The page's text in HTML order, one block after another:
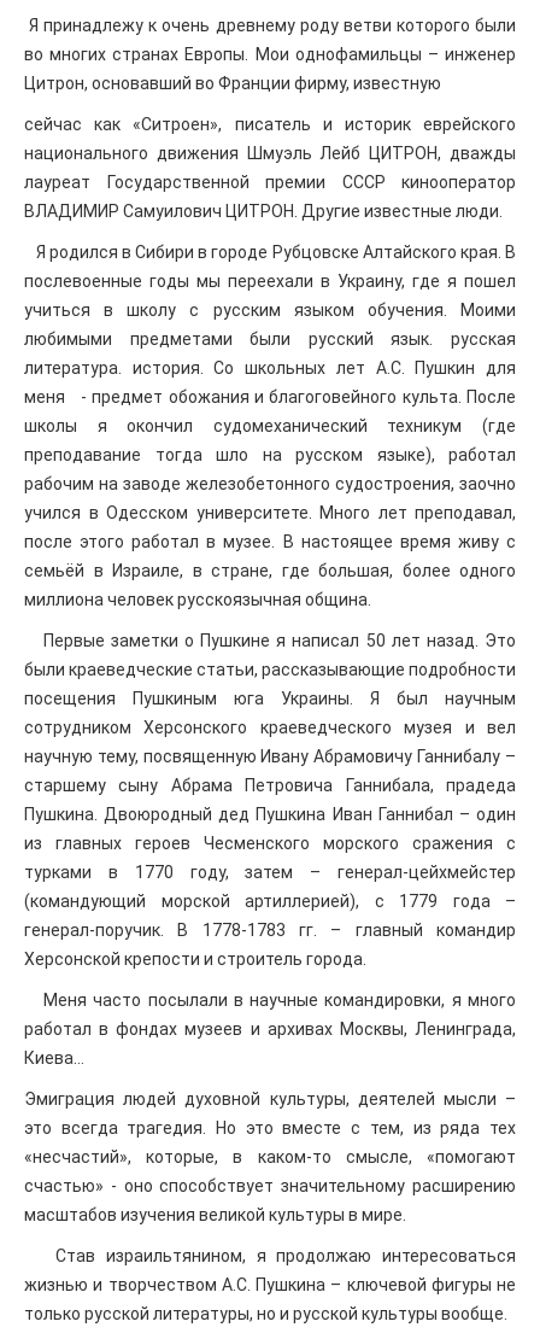
Я принадлежу к очень древнему роду ветви которого были
во многих странах Европы. Мои однофамильцы – инженер
Цитрон, основавший во Франции фирму, известную
сейчас как «Ситроен», писатель и историк еврейского
национального движения Шмуэль Лейб ЦИТРОН, дважды
лауреат Государственной премии СССР кинооператор
ВЛАДИМИР Самуилович ЦИТРОН. Другие известные люди.
Я родился в Сибири в городе Рубцовске Алтайского края. В
послевоенные годы мы переехали в Украину, где я пошел
учиться в школу с русским языком обучения. Моими
любимыми предметами были русский язык. русская
литература. история. Со школьных лет А.С. Пушкин для
меня - предмет обожания и благоговейного культа. После
школы я окончил судомеханический техникум (где
преподавание тогда шло на русском языке), работал
рабочим на заводе железобетонного судостроения, заочно
учился в Одесском университете. Много лет преподавал,
после этого работал в музее. В настоящее время живу с
семьёй в Израиле, в стране, где большая, более одного
миллиона человек русскоязычная община.
Первые заметки о Пушкине я написал 50 лет назад. Это
были краеведческие статьи, рассказывающие подробности
посещения Пушкиным юга Украины. Я был научным
сотрудником Херсонского краеведческого музея и вел
научную тему, посвященную Ивану Абрамовичу Ганнибалу –
старшему сыну Абрама Петровича Ганнибала, прадеда
Пушкина. Двоюродный дед Пушкина Иван Ганнибал – один
из главных героев Чесменского морского сражения с
турками в 1770 году, затем – генерал-цейхмейстер
(командующий морской артиллерией), с 1779 года –
генерал-поручик. В 1778-1783 гг. – главный командир
Херсонской крепости и строитель города.
Меня часто посылали в научные командировки, я много
работал в фондах музеев и архивах Москвы, Ленинграда,
Киева…
Эмиграция людей духовной культуры, деятелей мысли –
это всегда трагедия. Но это вместе с тем, из ряда тех
«несчастий», которые, в каком-то смысле, «помогают
счастью» - оно способствует значительному расширению
масштабов изучения великой культуры в мире.
Став израильтянином, я продолжаю интересоваться
жизнью и творчеством А.С. Пушкина – ключевой фигуры не
только русской литературы, но и русской культуры вообще.